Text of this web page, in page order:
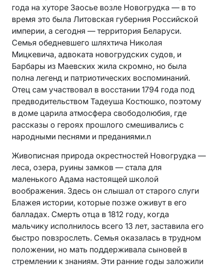
года на хуторе Заосье возле Новогрудка — в то
время это была Литовская губерния Российской
империи, а сегодня — территория Беларуси.
Семья обедневшего шляхтича Николая
Мицкевича, адвоката новогрудских судов, и
Барбары из Маевских жила скромно, но была
полна легенд и патриотических воспоминаний.
Отец сам участвовал в восстании 1794 года под
предводительством Тадеуша Костюшко, поэтому
в доме царила атмосфера свободолюбия, где
рассказы о героях прошлого смешивались с
народными песнями и преданиями.n
Живописная природа окрестностей Новогрудка —
леса, озера, руины замков — стала для
маленького Адама настоящей школой
воображения. Здесь он слышал от старого слуги
Блажея истории, которые позже оживут в его
балладах. Смерть отца в 1812 году, когда
мальчику исполнилось всего 13 лет, заставила его
быстро повзрослеть. Семья оказалась в трудном
положении, но мать поддерживала сыновей в
стремлении к знаниям. Эти ранние годы заложили